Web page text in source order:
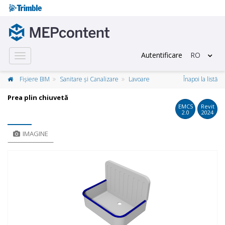
Toggle
navigation
Autentificare RO
Fișiere BIM Sanitare și Canalizare Lavoare Înapoi la listă
Prea plin chiuvetă
EMCS
2.0
Revit
2024
IMAGINE